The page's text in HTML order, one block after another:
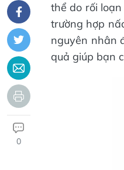
0
thể do rối
trường hợp
nguyên nhân
quả giúp bạn